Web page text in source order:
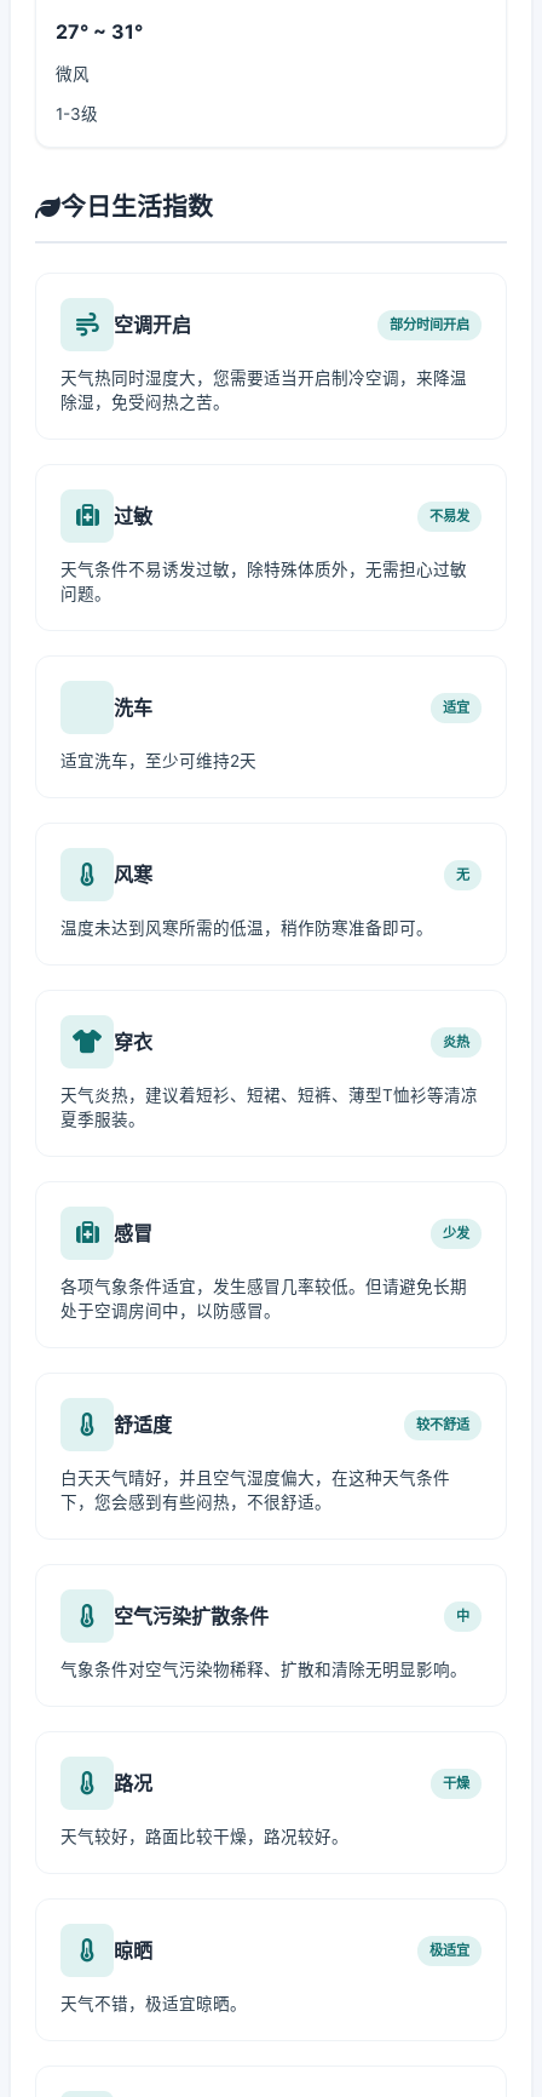
27° ~ 31°
微风
1-3级
今日生活指数
空调开启 部分时间开启
天气热同时湿度大，您需要适当开启制冷空调，来降温
除湿，免受闷热之苦。
过敏 不易发
天气条件不易诱发过敏，除特殊体质外，无需担心过敏
问题。
洗车 适宜
适宜洗车，至少可维持2天
风寒 无
温度未达到风寒所需的低温，稍作防寒准备即可。
穿衣 炎热
天气炎热，建议着短衫、短裙、短裤、薄型T恤衫等清凉
夏季服装。
感冒 少发
各项气象条件适宜，发生感冒几率较低。但请避免长期
处于空调房间中，以防感冒。
舒适度 较不舒适
白天天气晴好，并且空气湿度偏大，在这种天气条件
下，您会感到有些闷热，不很舒适。
空气污染扩散条件 中
气象条件对空气污染物稀释、扩散和清除无明显影响。
路况 干燥
天气较好，路面比较干燥，路况较好。
晾晒 极适宜
天气不错，极适宜晾晒。